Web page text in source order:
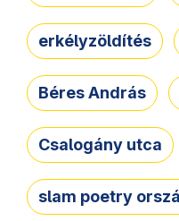
erkélyzöldítés
Béres András
Csalogány utca
slam poetry